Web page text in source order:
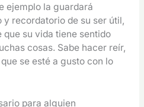
ejemplo la guardará
y recordatorio de su ser útil,
su vida tiene sentido
cosas. Sabe hacer reír,
se esté a gusto con lo
para alguien